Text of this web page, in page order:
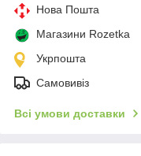
Нова Пошта
Магазини Rozetka
Укрпошта
Самовивіз
Всі умови доставки